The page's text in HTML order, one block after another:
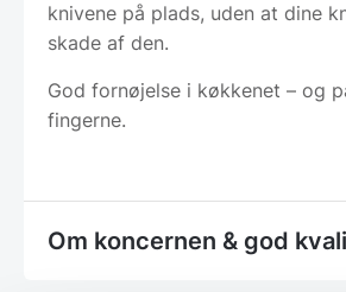
knivene på plads, uden at dine
skade af den.
God fornøjelse i køkkenet – og
fingerne.
Om koncernen & god